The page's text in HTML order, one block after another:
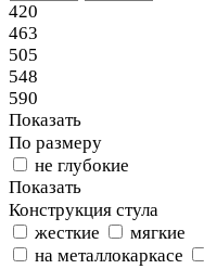
420
463
505
548
590
Показать
По размеру
не глубокие
Показать
Конструкция стула
жесткие
мягкие
на металлокаркасе